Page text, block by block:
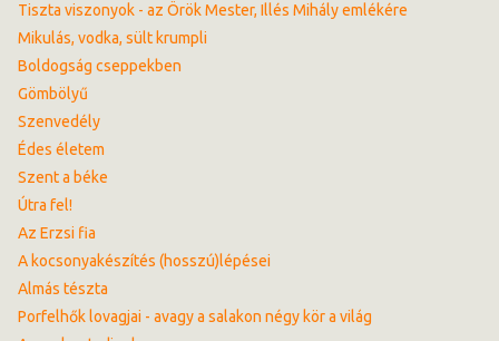
Tiszta viszonyok - az Örök Mester, Illés Mihály emlékére
Mikulás, vodka, sült krumpli
Boldogság cseppekben
Gömbölyű
Szenvedély
Édes életem
Szent a béke
Útra fel!
Az Erzsi fia
A kocsonyakészítés (hosszú)lépései
Almás tészta
Porfelhők lovagjai - avagy a salakon négy kör a világ